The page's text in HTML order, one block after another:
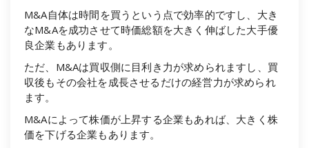
M&A自体は時間を買うという点で効率的ですし、大き
なM&Aを成功させて時価総額を大きく伸ばした大手優
良企業もあります。
ただ、M&Aは買収側に目利き力が求められますし、買
収後もその会社を成長させるだけの経営力が求められ
ます。
M&Aによって株価が上昇する企業もあれば、大きく株
価を下げる企業もあります。